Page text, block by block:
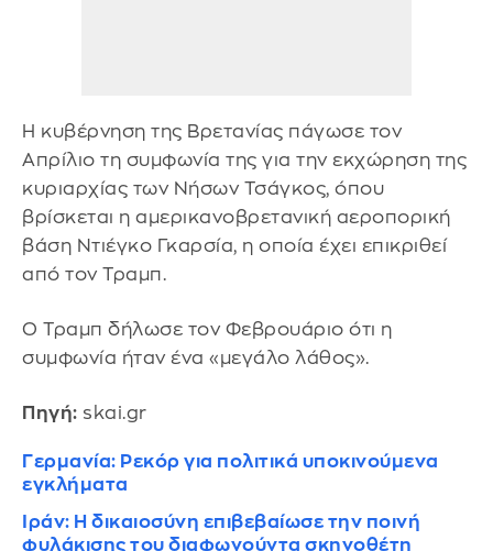
Η κυβέρνηση της Βρετανίας πάγωσε τον
Απρίλιο τη συμφωνία της για την εκχώρηση της
κυριαρχίας των Νήσων Τσάγκος, όπου
βρίσκεται η αμερικανοβρετανική αεροπορική
βάση Ντιέγκο Γκαρσία, η οποία έχει επικριθεί
από τον Τραμπ.
Ο Τραμπ δήλωσε τον Φεβρουάριο ότι η
συμφωνία ήταν ένα «μεγάλο λάθος».
Πηγή: skai.gr
Γερμανία: Ρεκόρ για πολιτικά υποκινούμενα
εγκλήματα
Ιράν: Η δικαιοσύνη επιβεβαίωσε την ποινή
φυλάκισης του διαφωνούντα σκηνοθέτη